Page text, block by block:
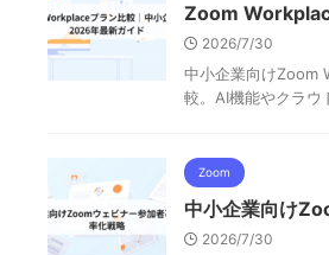
Zoom
2026/7/30
中小企業向けZoom
較。AI機能やクラウ
Zoom
中小企業向け
2026/7/30